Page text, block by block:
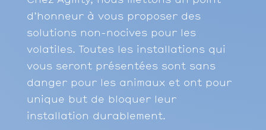
d’honneur à vous proposer des
solutions non-nocives pour les
volatiles. Toutes les installations qui
vous seront présentées sont sans
danger pour les animaux et ont pour
unique but de bloquer leur
installation durablement.